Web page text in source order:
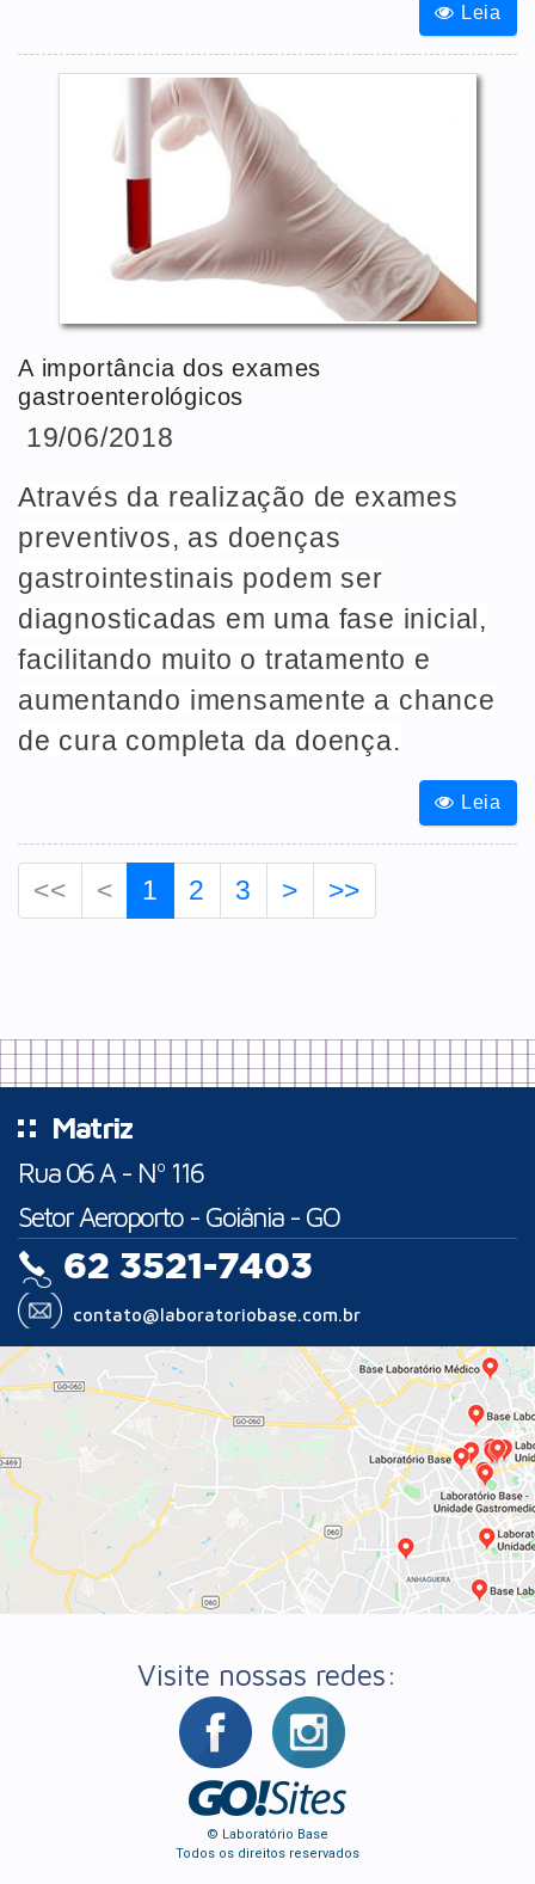
Leia
A importância dos exames
gastroenterológicos
19/06/2018
Através da realização de exames
preventivos, as doenças
gastrointestinais podem ser
diagnosticadas em uma fase inicial,
facilitando muito o tratamento e
aumentando imensamente a chance
de cura completa da doença.
Leia
<< < 1 2 3 > >>
Matriz
Rua 06 A - Nº 116
Setor Aeroporto - Goiânia - GO
62 3521-7403
contato@laboratoriobase.com.br
Visite nossas redes:
© Laboratório Base
Todos os direitos reservados